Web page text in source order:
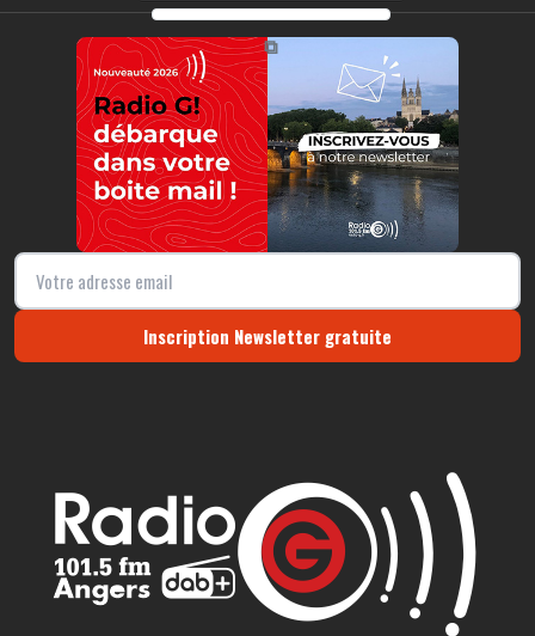
https://radio-g.fr?22219
⧉
Inscription Newsletter gratuite